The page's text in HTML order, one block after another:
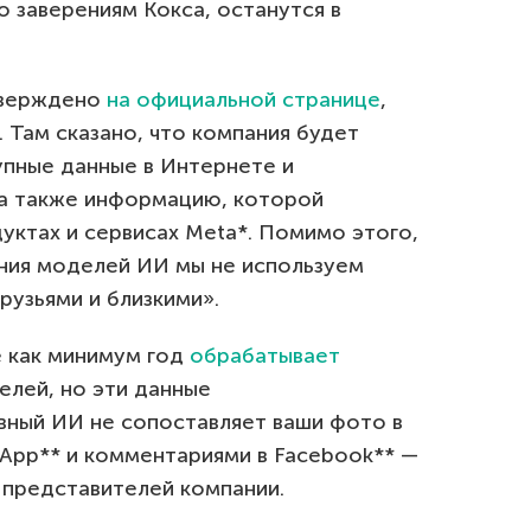
Кокса, останутся в
на официальной странице,
сказано, что компания будет
данные в Интернете и
также информацию, которой
и сервисах Meta*. Помимо этого,
моделей ИИ мы не используем
и близкими».
минимум год обрабатывает
но эти данные
ИИ не сопоставляет ваши фото в
и комментариями в Facebook** —
компании.